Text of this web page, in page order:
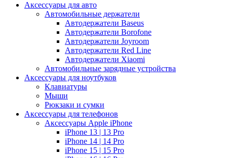
Аксессуары для авто
Автомобильные держатели
Автодержатели Baseus
Автодержатели Borofone
Автодержатели Joyroom
Автодержатели Red Line
Автодержатели Xiaomi
Автомобильные зарядные устройства
Аксессуары для ноутбуков
Клавиатуры
Мыши
Рюкзаки и сумки
Аксессуары для телефонов
Аксессуары Apple iPhone
iPhone 13 | 13 Pro
iPhone 14 | 14 Pro
iPhone 15 | 15 Pro